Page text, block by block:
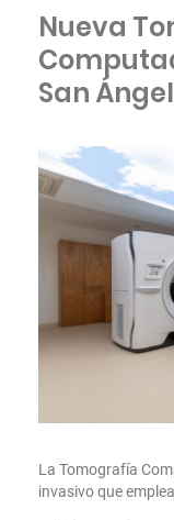
Nueva
San Ángel
La Tomografía
invasivo que